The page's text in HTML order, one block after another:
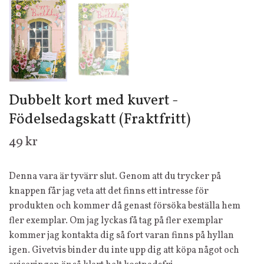
Dubbelt kort med kuvert -
Födelsedagskatt (Fraktfritt)
49 kr
Denna vara är tyvärr slut. Genom att du trycker på
knappen får jag veta att det finns ett intresse för
produkten och kommer då genast försöka beställa hem
fler exemplar. Om jag lyckas få tag på fler exemplar
kommer jag kontakta dig så fort varan finns på hyllan
igen. Givetvis binder du inte upp dig att köpa något och